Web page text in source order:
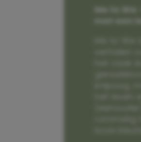
Me to
met een